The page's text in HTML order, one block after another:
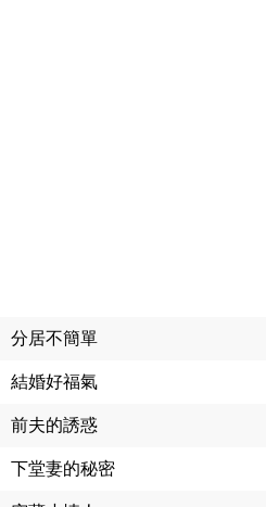
分居不簡單
結婚好福氣
前夫的誘惑
下堂妻的秘密